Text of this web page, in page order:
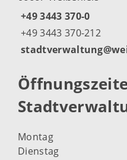
+49 3443 370-0
+49 3443 370-212
Montag
Dienstag